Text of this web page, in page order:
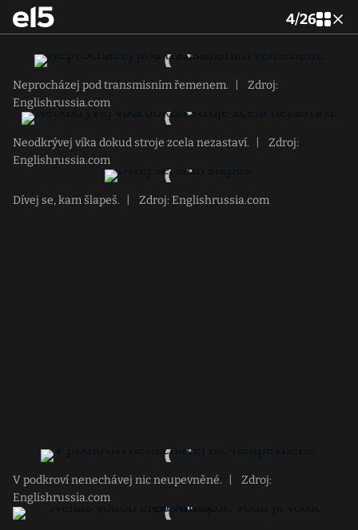
4/26
Neprocházej pod transmisním řemenem.
Zdroj:
Englishrussia.com
Neodkrývej víka dokud stroje zcela nezastaví.
Zdroj:
Englishrussia.com
Dívej se, kam šlapeš. Zdroj: Englishrussia.com
V podkroví nenechávej nic neupevněné.
Zdroj:
Englishrussia.com